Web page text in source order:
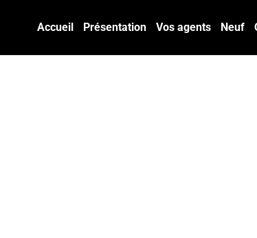
Accueil Présentation Vos agents Neuf